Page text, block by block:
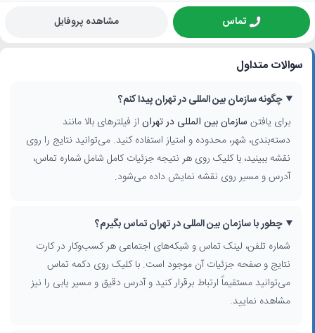
تماس مشاهده پروفایل
سوالات متداول
چگونه سازمان بین المللی در تهران پیدا کنم؟
برای یافتن سازمان بین المللی در تهران از فیلترهای بالا مانند
دسته‌بندی، شهر، محدوده و امتیاز استفاده کنید. می‌توانید نتایج را روی
نقشه ببینید، با کلیک روی هر نتیجه جزئیات کامل شامل شماره تماس،
آدرس و مسیر روی نقشه نمایش داده می‌شود.
چطور با سازمان بین المللی در تهران تماس بگیرم؟
شماره تلفن، لینک تماس و شبکه‌های اجتماعی هر کسب‌وکار در کارت
نتایج و صفحه جزئیات آن موجود است. با کلیک روی دکمه تماس
می‌توانید مستقیماً ارتباط برقرار کنید و آدرس دقیق و مسیر یابی را نیز
مشاهده نمایید.